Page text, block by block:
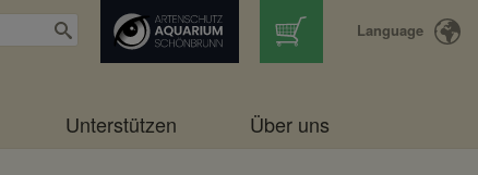
Language
Unterstützen Über uns